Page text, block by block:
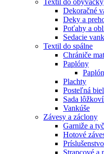
Dekoračné
Deky a
Poťahy a
Sedacie
Textil do spálne
Chrániče
Paplóny
Plachty
Posteľná
Sada
Vankúše
Závesy a záclony
Garniže a
Hotové
Strapcové a